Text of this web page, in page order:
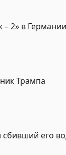
2» в
Трампа
его